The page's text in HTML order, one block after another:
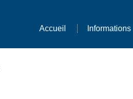
Accueil Informations